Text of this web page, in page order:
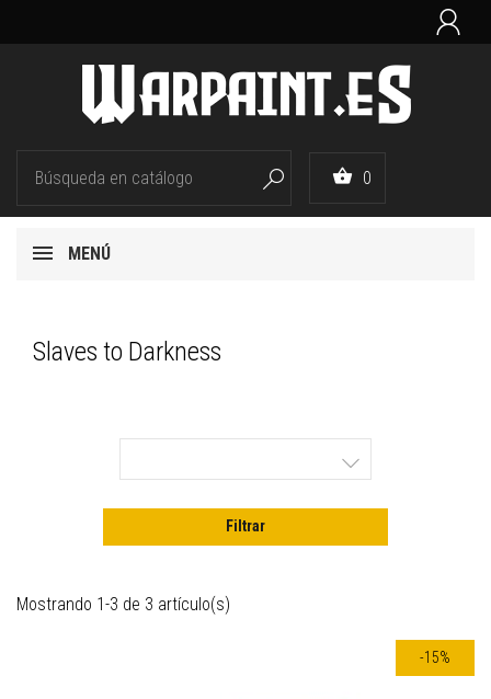

  0
MENÚ
Slaves to Darkness

Filtrar
Mostrando 1-3 de 3 artículo(s)
-15%